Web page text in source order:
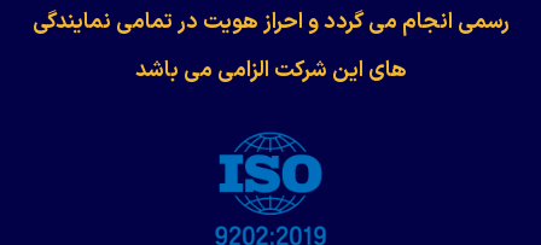
رسمی انجام می گردد و احراز هویت در تمامی نمایندگی
های این شرکت الزامی می باشد